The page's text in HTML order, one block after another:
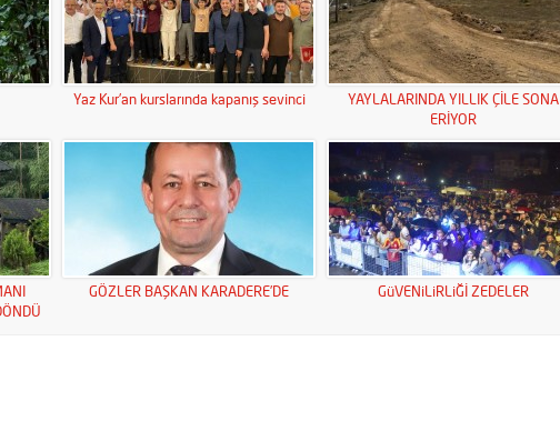
Yaz Kur’an kurslarında kapanış sevinci
YAYLALARINDA YILLIK ÇİLE SONA
ERİYOR
GÖZLER BAŞKAN KARADERE’DE GüVENiLiRLiĞİ ZEDELER